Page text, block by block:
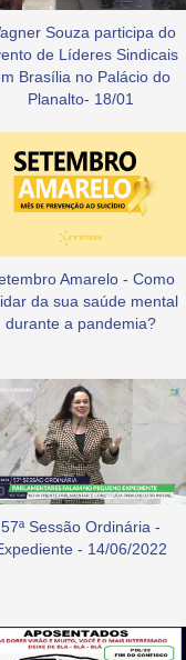
Souza participa do
de Líderes Sindicais
Brasília no Palácio do
Planalto- 18/01
Amarelo - Como
da sua saúde mental
durante a pandemia?
57ª Sessão Ordinária -
- 14/06/2022